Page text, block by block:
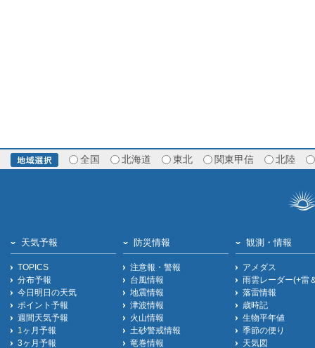
全国 北海道 東北 関東甲信 北陸
天気予報
TOPICS
分布予報
今日明日の天気
ポイント予報
週間天気予報
1ヶ月予報
3ヶ月予報
防災情報
注意報・警報
台風情報
地震情報
津波情報
火山情報
土砂警戒情報
竜巻情報
観測・情報
アメダス
雨雲レーダー(+雷
落雷情報
歳時記
生物平年値
季節の便り
天気図